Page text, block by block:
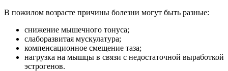
В пожилом возрасте причины болезни могут быть разные:
снижение мышечного тонуса;
слаборазвитая мускулатура;
компенсационное смещение таза;
нагрузка на мышцы в связи с недостаточной выработкой
эстрогенов.